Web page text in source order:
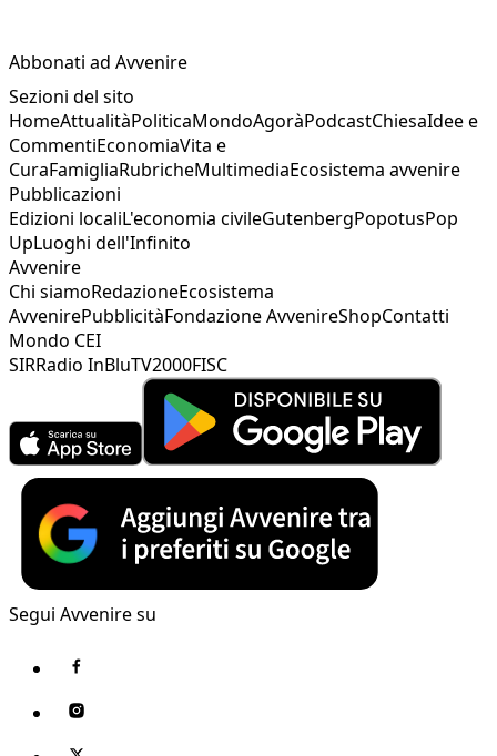
Abbonati ad Avvenire
Sezioni del sito
HomeAttualitàPoliticaMondoAgoràPodcastChiesaIdee e
CommentiEconomiaVita e
CuraFamigliaRubricheMultimediaEcosistema avvenire
Pubblicazioni
Edizioni localiL'economia civileGutenbergPopotusPop
UpLuoghi dell'Infinito
Avvenire
Chi siamoRedazioneEcosistema
AvvenirePubblicitàFondazione AvvenireShopContatti
Mondo CEI
SIRRadio InBluTV2000FISC
Segui Avvenire su